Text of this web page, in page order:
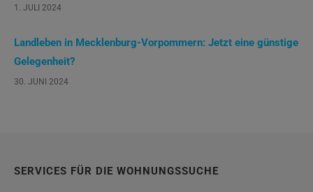
1. JULI 2024
Landleben in Mecklenburg-Vorpommern: Jetzt eine günstige
Gelegenheit?
30. JUNI 2024
SERVICES FÜR DIE WOHNUNGSSUCHE